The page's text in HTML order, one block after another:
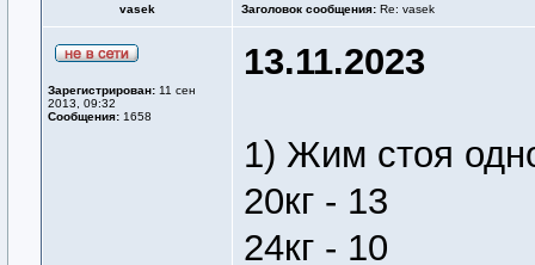
vasek Заголовок сообщения: Re: vasek
Зарегистрирован: 11 сен
2013, 09:32
Сообщения: 1658
13.11.2023
1) Жим стоя
20кг - 13
24кг - 10